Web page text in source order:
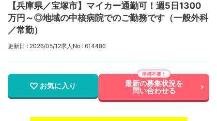
【兵庫県／宝塚市】マイカー通勤可！週5日1300
万円～◎地域の中核病院でのご勤務です（一般外科
／常勤）
更新日 : 2026/05/12求人No : 614486
お気に入り 最新の募集状況を
問い合わせる